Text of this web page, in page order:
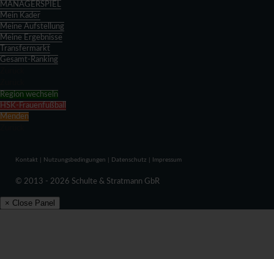
MANAGERSPIEL
Mein Kader
Meine Aufstellung
Meine Ergebnisse
Transfermarkt
Gesamt-Ranking
Region wechseln
HSK-Frauenfußball
Menden
Kontakt Nutzungsbedingungen Datenschutz Impressum
© 2013 - 2026 Schulte & Stratmann GbR
× Close Panel